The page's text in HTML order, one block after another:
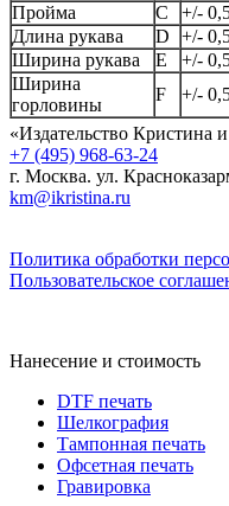
Пройма
C +/-
Длина рукава
D +/-
Ширина рукава
E +/-
Ширина
горловины
F +/-
«Издательство Кристина
+7 (495) 968-63-24
г. Москва. ул.
km@ikristina.ru
Политика обработки
Пользовательское
Нанесение и стоимость
DTF печать
Шелкография
Тампонная печать
Офсетная печать
Гравировка